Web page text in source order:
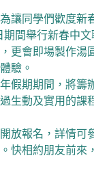
讓同學們歡度新
期間舉行新春中文
更會即場製作湯
驗。
假期期間， 將籌
生動及實用的課
放報名，詳情可
快相約朋友前來